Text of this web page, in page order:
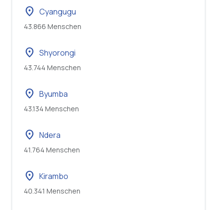
location_on Cyangugu
43.866 Menschen
location_on Shyorongi
43.744 Menschen
location_on Byumba
43.134 Menschen
location_on Ndera
41.764 Menschen
location_on Kirambo
40.341 Menschen